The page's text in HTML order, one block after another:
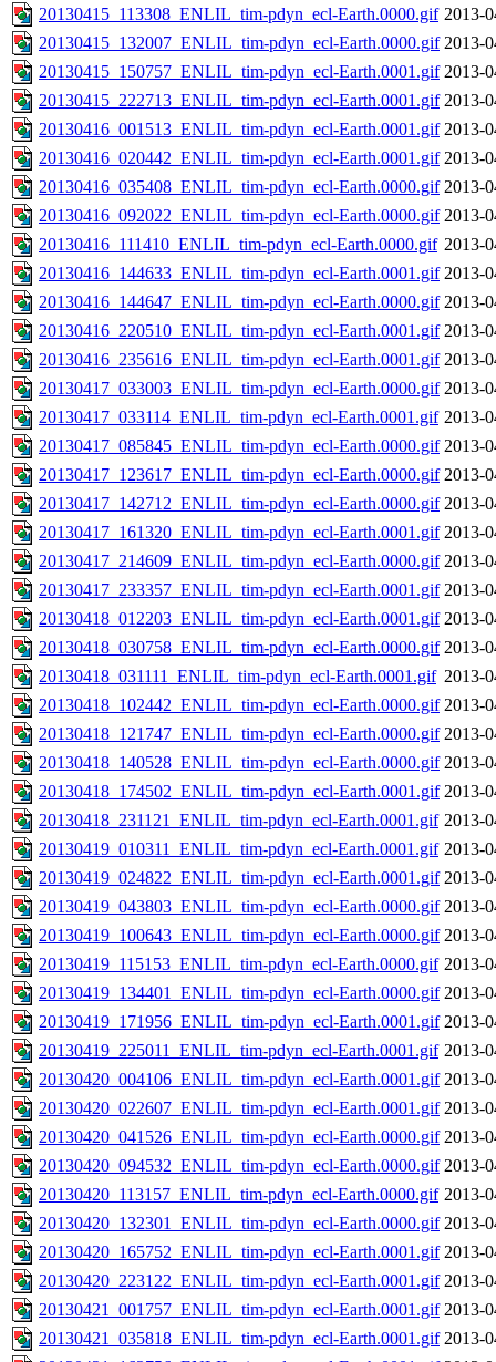
20130415_113308_ENLIL_tim-pdyn_ecl-Earth.0000.gif 2013-
20130415_132007_ENLIL_tim-pdyn_ecl-Earth.0000.gif 2013-
20130415_150757_ENLIL_tim-pdyn_ecl-Earth.0001.gif 2013-
20130415_222713_ENLIL_tim-pdyn_ecl-Earth.0001.gif 2013-
20130416_001513_ENLIL_tim-pdyn_ecl-Earth.0001.gif 2013-
20130416_020442_ENLIL_tim-pdyn_ecl-Earth.0001.gif 2013-
20130416_035408_ENLIL_tim-pdyn_ecl-Earth.0000.gif 2013-
20130416_092022_ENLIL_tim-pdyn_ecl-Earth.0000.gif 2013-
20130416_111410_ENLIL_tim-pdyn_ecl-Earth.0000.gif 2013-
20130416_144633_ENLIL_tim-pdyn_ecl-Earth.0001.gif 2013-
20130416_144647_ENLIL_tim-pdyn_ecl-Earth.0000.gif 2013-
20130416_220510_ENLIL_tim-pdyn_ecl-Earth.0001.gif 2013-
20130416_235616_ENLIL_tim-pdyn_ecl-Earth.0001.gif 2013-
20130417_033003_ENLIL_tim-pdyn_ecl-Earth.0000.gif 2013-
20130417_033114_ENLIL_tim-pdyn_ecl-Earth.0001.gif 2013-
20130417_085845_ENLIL_tim-pdyn_ecl-Earth.0000.gif 2013-
20130417_123617_ENLIL_tim-pdyn_ecl-Earth.0000.gif 2013-
20130417_142712_ENLIL_tim-pdyn_ecl-Earth.0000.gif 2013-
20130417_161320_ENLIL_tim-pdyn_ecl-Earth.0001.gif 2013-
20130417_214609_ENLIL_tim-pdyn_ecl-Earth.0000.gif 2013-
20130417_233357_ENLIL_tim-pdyn_ecl-Earth.0001.gif 2013-
20130418_012203_ENLIL_tim-pdyn_ecl-Earth.0001.gif 2013-
20130418_030758_ENLIL_tim-pdyn_ecl-Earth.0000.gif 2013-
20130418_031111_ENLIL_tim-pdyn_ecl-Earth.0001.gif 2013-
20130418_102442_ENLIL_tim-pdyn_ecl-Earth.0000.gif 2013-
20130418_121747_ENLIL_tim-pdyn_ecl-Earth.0000.gif 2013-
20130418_140528_ENLIL_tim-pdyn_ecl-Earth.0000.gif 2013-
20130418_174502_ENLIL_tim-pdyn_ecl-Earth.0001.gif 2013-
20130418_231121_ENLIL_tim-pdyn_ecl-Earth.0001.gif 2013-
20130419_010311_ENLIL_tim-pdyn_ecl-Earth.0001.gif 2013-
20130419_024822_ENLIL_tim-pdyn_ecl-Earth.0001.gif 2013-
20130419_043803_ENLIL_tim-pdyn_ecl-Earth.0000.gif 2013-
20130419_100643_ENLIL_tim-pdyn_ecl-Earth.0000.gif 2013-
20130419_115153_ENLIL_tim-pdyn_ecl-Earth.0000.gif 2013-
20130419_134401_ENLIL_tim-pdyn_ecl-Earth.0000.gif 2013-
20130419_171956_ENLIL_tim-pdyn_ecl-Earth.0001.gif 2013-
20130419_225011_ENLIL_tim-pdyn_ecl-Earth.0001.gif 2013-
20130420_004106_ENLIL_tim-pdyn_ecl-Earth.0001.gif 2013-
20130420_022607_ENLIL_tim-pdyn_ecl-Earth.0001.gif 2013-
20130420_041526_ENLIL_tim-pdyn_ecl-Earth.0000.gif 2013-
20130420_094532_ENLIL_tim-pdyn_ecl-Earth.0000.gif 2013-
20130420_113157_ENLIL_tim-pdyn_ecl-Earth.0000.gif 2013-
20130420_132301_ENLIL_tim-pdyn_ecl-Earth.0000.gif 2013-
20130420_165752_ENLIL_tim-pdyn_ecl-Earth.0001.gif 2013-
20130420_223122_ENLIL_tim-pdyn_ecl-Earth.0001.gif 2013-
20130421_001757_ENLIL_tim-pdyn_ecl-Earth.0001.gif 2013-
20130421_035818_ENLIL_tim-pdyn_ecl-Earth.0001.gif 2013-